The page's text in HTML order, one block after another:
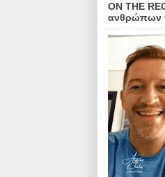
ON THE
ανθρώπων